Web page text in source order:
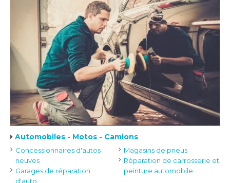
Automobiles - Motos - Camions
Concessionnaires d'autos
neuves
Garages de réparation
d'auto
Magasins de pneus
Réparation de carrosserie et
peinture automobile